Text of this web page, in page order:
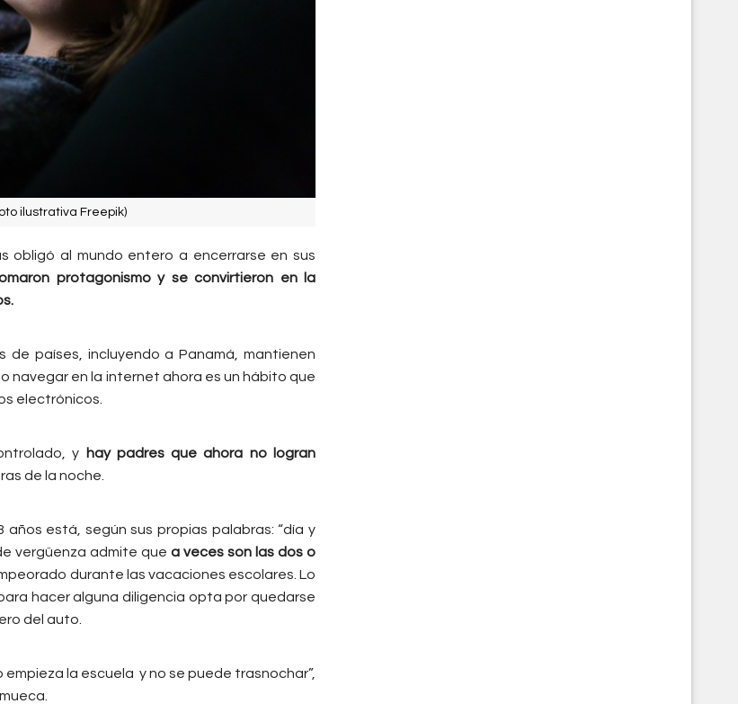
ilustrativa Freepik)
obligó al mundo entero a encerrarse en sus
protagonismo y se convirtieron en la
países, incluyendo a Panamá, mantienen
navegar en la internet ahora es un hábito que
electrónicos.
y
hay padres que ahora no logran
de la noche.
años está, según sus propias palabras: “día y
vergüenza admite que a veces son las dos o
durante las vacaciones escolares. Lo
hacer alguna diligencia opta por quedarse
del auto.
la escuela y no se puede trasnochar”,